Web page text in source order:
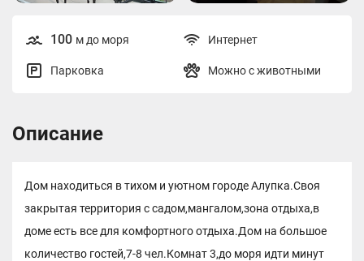
100 м до моря Интернет
Парковка Можно с животными
Описание
Дом находиться в тихом и уютном городе Алупка.Своя
закрытая территория с садом,мангалом,зона отдыха,в
доме есть все для комфортного отдыха.Дом на большое
количество гостей,7-8 чел.Комнат 3,до моря идти минут